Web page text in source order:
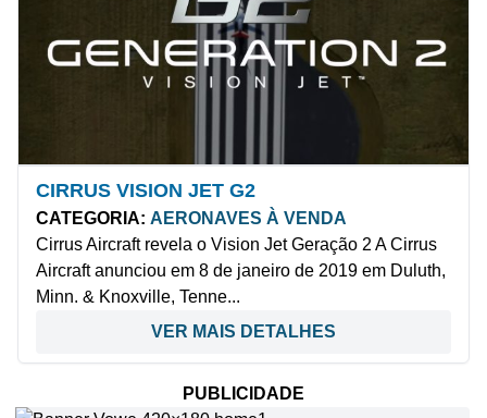
CIRRUS VISION JET G2
CATEGORIA: AERONAVES À VENDA
Cirrus Aircraft revela o Vision Jet Geração 2 A Cirrus
Aircraft anunciou em 8 de janeiro de 2019 em Duluth,
Minn. & Knoxville, Tenne...
VER MAIS DETALHES
PUBLICIDADE